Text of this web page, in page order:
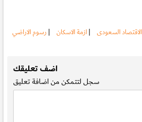
الاقتصاد السعودى | ازمة الاسكان | رسوم الاراضي
اضف تعليقك
سجللتتمكن من اضافة تعليق